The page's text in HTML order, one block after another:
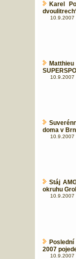
Karel
10.9.2007
10.9.2007
doma v
10.9.2007
Stáj
okruhu
10.9.2007
2007
10.9.2007